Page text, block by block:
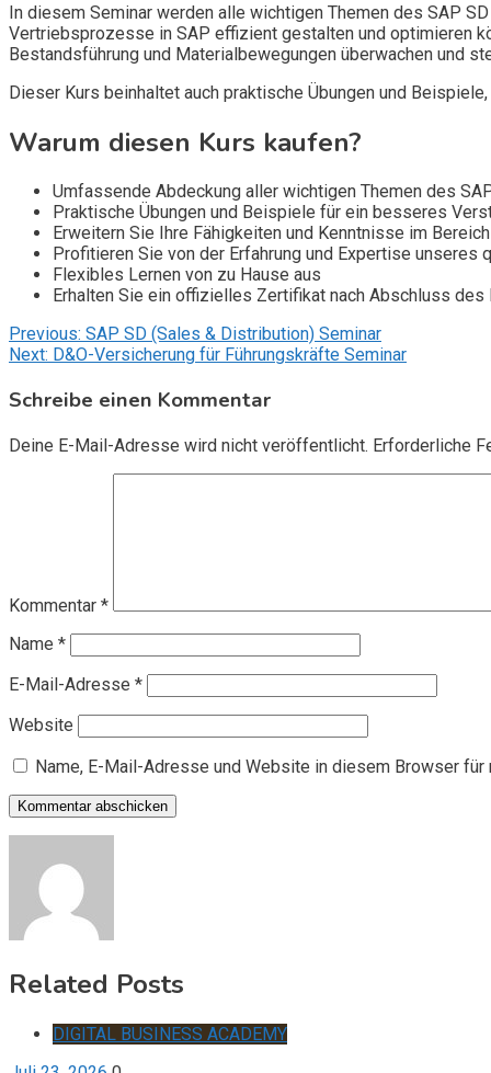
In diesem Seminar werden alle wichtigen Themen des SAP
Vertriebsprozesse in SAP effizient gestalten und optimieren
Bestandsführung und Materialbewegungen überwachen und
Dieser Kurs beinhaltet auch praktische Übungen und
Warum diesen Kurs kaufen?
Umfassende Abdeckung aller wichtigen Themen des
Praktische Übungen und Beispiele für ein besseres
Erweitern Sie Ihre Fähigkeiten und Kenntnisse im
Profitieren Sie von der Erfahrung und Expertise unseres
Flexibles Lernen von zu Hause aus
Erhalten Sie ein offizielles Zertifikat nach Abschluss des
Beitragsnavigation
Previous: SAP SD (Sales & Distribution) Seminar
Next: D&O-Versicherung für Führungskräfte Seminar
Schreibe einen Kommentar
Deine E-Mail-Adresse wird nicht veröffentlicht. Erforderliche
Kommentar *
Name *
E-Mail-Adresse *
Website
Name, E-Mail-Adresse und Website in diesem Browser
Related Posts
DIGITAL BUSINESS ACADEMY